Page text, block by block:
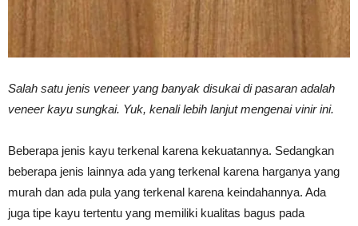
Kering,
Salah satu jenis veneer yang banyak disukai di pasaran adalah
veneer kayu sungkai. Yuk, kenali lebih lanjut mengenai vinir ini.
Beberapa jenis kayu terkenal karena kekuatannya. Sedangkan
beberapa jenis lainnya ada yang terkenal karena harganya yang
murah dan ada pula yang terkenal karena keindahannya. Ada
juga tipe kayu tertentu yang memiliki kualitas bagus pada